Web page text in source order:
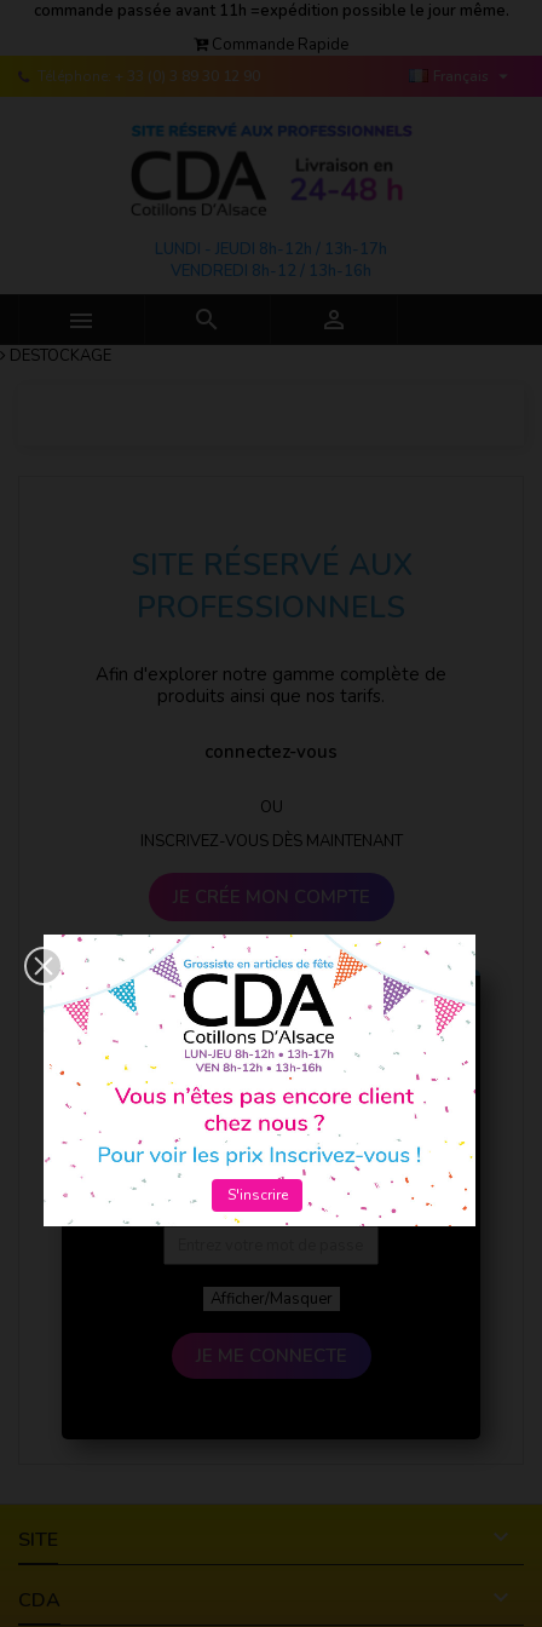
commande passée avant 11h =expédition possible le jour même.
Commande Rapide
Téléphone: + 33 (0) 3 89 30 12 90 Français 
LUNDI - JEUDI 8h-12h / 13h-17h
VENDREDI 8h-12 / 13h-16h
  
DESTOCKAGE
SITE RÉSERVÉ AUX
PROFESSIONNELS
Afin d'explorer notre gamme complète de
produits ainsi que nos tarifs.
connectez-vous
OU
INSCRIVEZ-VOUS DÈS MAINTENANT
JE CRÉE MON COMPTE
Afficher/Masquer
JE ME CONNECTE
SITE 
CDA 
S'inscrire